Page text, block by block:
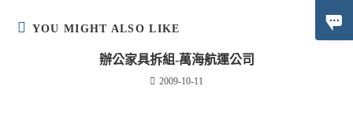
YOU MIGHT ALSO LIKE
辦公家具拆組-萬海航運公司
2009-10-11